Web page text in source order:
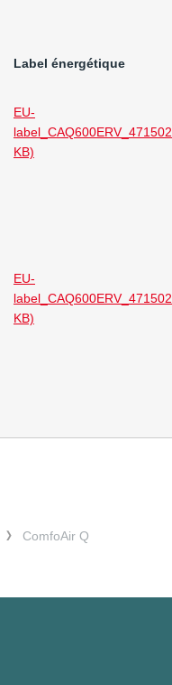
Label énergétique
EU-
KB)
EU-
KB)
ComfoAir Q